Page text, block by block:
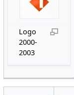
Logo
2000-
2003